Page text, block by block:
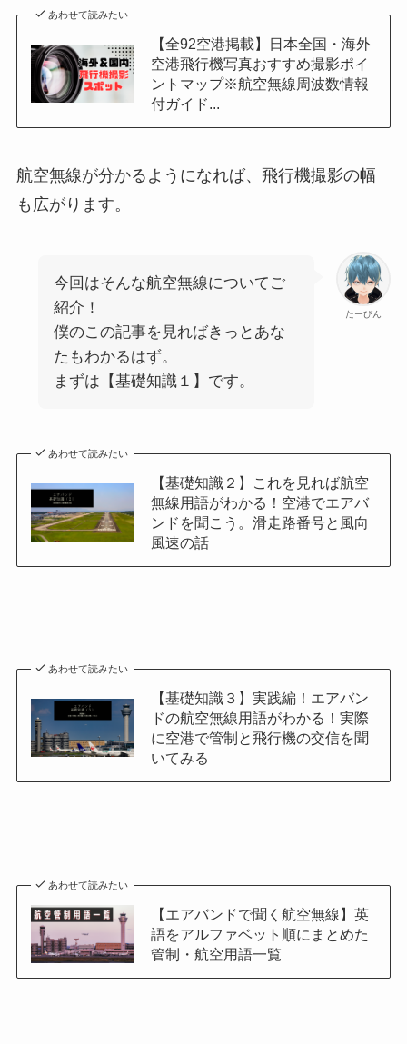
あわせて読みたい
【全92空港掲載】日本全国・海外
空港飛行機写真おすすめ撮影ポイ
ントマップ※航空無線周波数情報
付ガイド...
航空無線が分かるようになれば、飛行機撮影の幅
も広がります。
たーびん
今回はそんな航空無線についてご
紹介！
僕のこの記事を見ればきっとあな
たもわかるはず。
まずは【基礎知識１】です。
あわせて読みたい
【基礎知識２】これを見れば航空
無線用語がわかる！空港でエアバ
ンドを聞こう。滑走路番号と風向
風速の話
あわせて読みたい
【基礎知識３】実践編！エアバン
ドの航空無線用語がわかる！実際
に空港で管制と飛行機の交信を聞
いてみる
あわせて読みたい
【エアバンドで聞く航空無線】英
語をアルファベット順にまとめた
管制・航空用語一覧